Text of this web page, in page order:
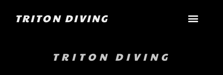
TRITON DIVING
TRITON DIVING